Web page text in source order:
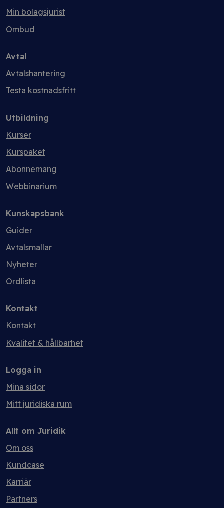
Min bolagsjurist
Ombud
Avtal
Avtalshantering
Testa kostnadsfritt
Utbildning
Kurser
Kurspaket
Abonnemang
Webbinarium
Kunskapsbank
Guider
Avtalsmallar
Nyheter
Ordlista
Kontakt
Kontakt
Kvalitet & hållbarhet
Logga in
Mina sidor
Mitt juridiska rum
Allt om Juridik
Om oss
Kundcase
Karriär
Partners